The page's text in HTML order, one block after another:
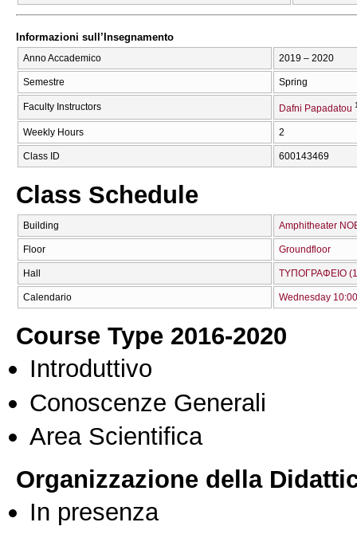
Informazioni sull’Insegnamento
Anno Accademico 2019 – 2020
Semestre Spring
Faculty Instructors Dafni Papadatou
Weekly Hours 2
Class ID 600143469
Class Schedule
Building Amphitheater
Floor Groundfloor
Hall ΤΥΠΟΓΡΑΦΕΙΟ
Calendario Wednesday
Course Type 2016-2020
Introduttivo
Conoscenze Generali
Area Scientifica
Organizzazione della
In presenza